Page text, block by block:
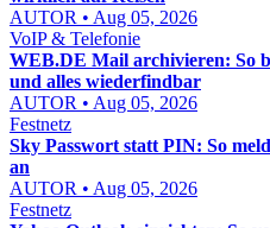
AUTOR • Aug 05, 2026
VoIP & Telefonie
WEB.DE Mail archivieren: So
und alles wiederfindbar
AUTOR • Aug 05, 2026
Festnetz
Sky Passwort statt PIN: So
an
AUTOR • Aug 05, 2026
Festnetz